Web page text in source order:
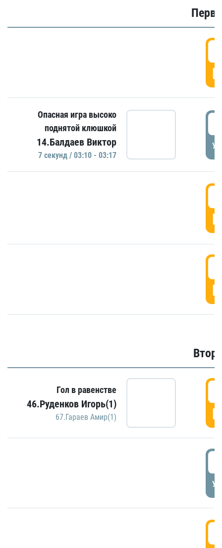
Опасная игра высоко
поднятой клюшкой
14.Балдаев Виктор
7 секунд / 03:10 - 03:17
Гол в равенстве
46.Руденков Игорь(1)
67.Гараев Амир(1)